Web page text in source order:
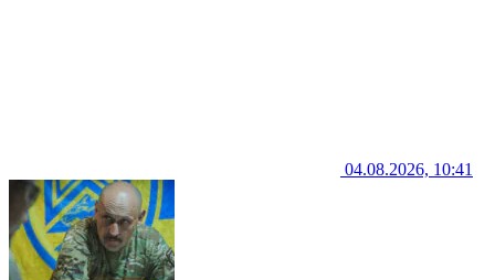
04.08.2026, 10:41